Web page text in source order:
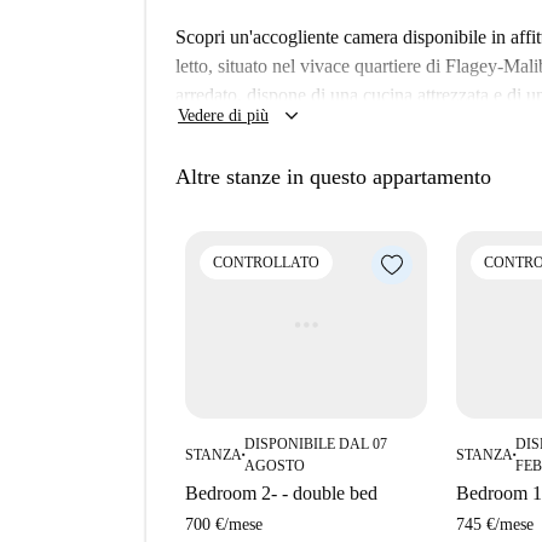
Scopri un'accogliente camera disponibile in
letto, situato nel vivace quartiere di Flagey-
arredato, dispone di una cucina attrezzata e di
alcune restrizioni e non è consentito fumare
facilmente raggiungibili, così come
Vedere di più keyboard_arrow_down
Altre stanze in questo appartamento
CONTROLLATO
STANZA ■
DISPONIBILE DAL 07
AGOSTO
Bedroom 2- - double bed
700 €/mese
STANZA ■
Bedroom
745 €/mese